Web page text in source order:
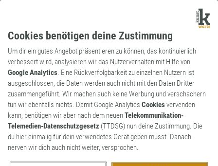
Cookies benötigen deine Zustimmung
Um dir ein gutes Angebot präsentieren zu können, das kontinuierlich
verbessert wird, analysieren wir das Nutzerverhalten mit Hilfe von
Google Analytics. Eine Rückverfolgbarkeit zu einzelnen Nutzern ist
ausgeschlossen, die Daten werden auch nicht mit den Daten Dritter
zusammengeführt. Wir machen auch keine Werbung und verschachern
tun wir ebenfalls nichts. Damit Google Analytics Cookiesvervenden
kann, benötigen wir aber nach dem neuenTelekommunikation-
Telemedien-Datenschutzgesetz (TTDSG) nun deine Zustimmung. Die
du hier einmalig für dein verwendetes Gerät geben musst. Danach
nerven wir dich auch nicht weiter, versprochen.
Neologismus
Substantiv
Mietnomade
Der Schrecken eines jeden Vermieters.
Mietnomaden ziehen von Wohnung zu
Wohnung und zahlen keine Miete. Da es bis